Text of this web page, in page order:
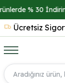
% 30 İndirim
Ücretsiz